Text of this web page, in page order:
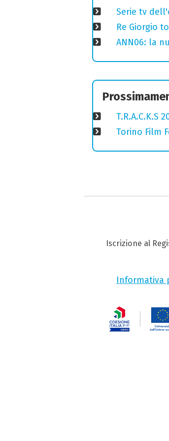
Serie tv
Re Giorgio
ANN06: la
T.R.A.C.K.S
Torino Film
Iscrizione al
Informativa